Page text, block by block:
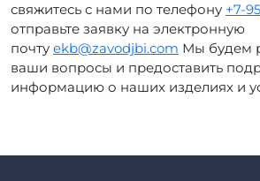
свяжитесь с нами по телефону +7-
отправьте заявку на электронную
почту ekb@zavodjbi.com Мы будем
ваши вопросы и предоставить
информацию о наших изделиях и